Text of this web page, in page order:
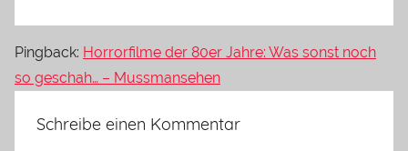
Pingback: Horrorfilme der 80er Jahre: Was sonst noch
so geschah… – Mussmansehen
Schreibe einen Kommentar